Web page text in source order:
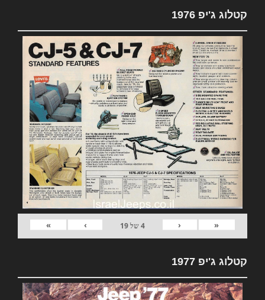
קטלוג ג'יפ 1976
«
‹
4של19
›
»
קטלוג ג'יפ 1977